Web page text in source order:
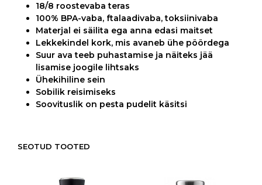
18/8 roostevaba teras
100% BPA-vaba, ftalaadivaba, toksiinivaba
Materjal ei säilita ega anna edasi maitset
Lekkekindel kork, mis avaneb ühe pöördega
Suur ava teeb puhastamise ja näiteks jää
lisamise joogile lihtsaks
Ühekihiline sein
Sobilik reisimiseks
Soovituslik on pesta pudelit käsitsi
SEOTUD TOOTED